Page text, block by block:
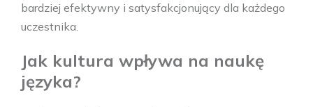
bardziej efektywny i satysfakcjonujący dla każdego
uczestnika.
Jak kultura wpływa na naukę
języka?